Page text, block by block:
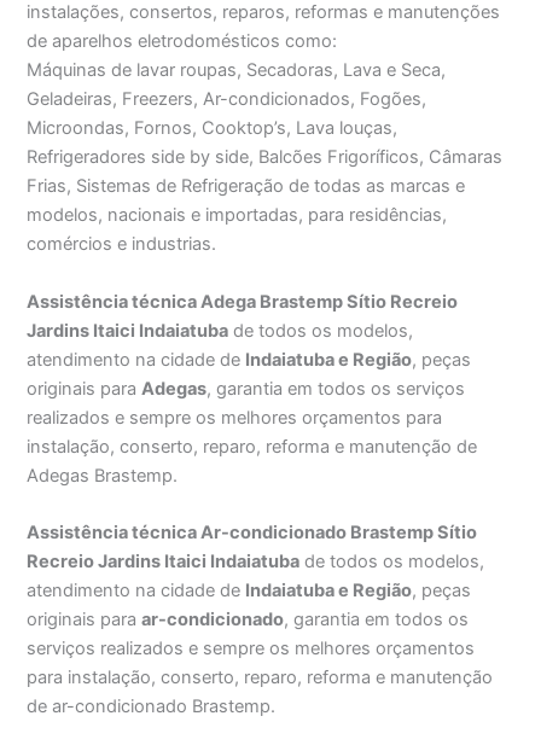
instalações, consertos, reparos, reformas e manutenções
de aparelhos eletrodomésticos como:
Máquinas de lavar roupas, Secadoras, Lava e Seca,
Geladeiras, Freezers, Ar-condicionados, Fogões,
Microondas, Fornos, Cooktop’s, Lava louças,
Refrigeradores side by side, Balcões Frigoríficos, Câmaras
Frias, Sistemas de Refrigeração de todas as marcas e
modelos, nacionais e importadas, para residências,
comércios e industrias.
Assistência técnica Adega Brastemp Sítio Recreio
Jardins Itaici Indaiatuba de todos os modelos,
atendimento na cidade de Indaiatuba e Região, peças
originais paraAdegas, garantia em todos os serviços
realizados e sempre os melhores orçamentos para
instalação, conserto, reparo, reforma e manutenção de
Adegas Brastemp.
Assistência técnica Ar-condicionado Brastemp Sítio
Recreio Jardins Itaici Indaiatuba de todos os modelos,
atendimento na cidade de Indaiatuba e Região, peças
originais paraar-condicionado, garantia em todos os
serviços realizados e sempre os melhores orçamentos
para instalação, conserto, reparo, reforma e manutenção
de ar-condicionado Brastemp.